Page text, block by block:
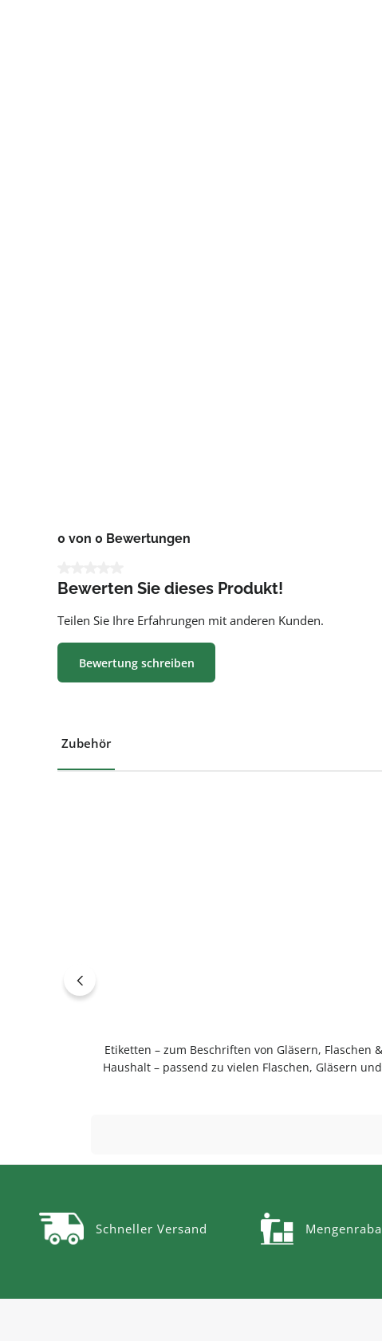
0 von 0 Bewertungen
Bewerten Sie dieses Produkt!
Teilen Sie Ihre Erfahrungen mit anderen Kunden.
Bewertung schreiben
Zubehör
Etiketten – zum Beschriften von Gläsern, Flaschen
Haushalt – passend zu vielen Flaschen, Gläsern
langlebig im Gebrauch.PflegehinweiseNach
Schneller Versand